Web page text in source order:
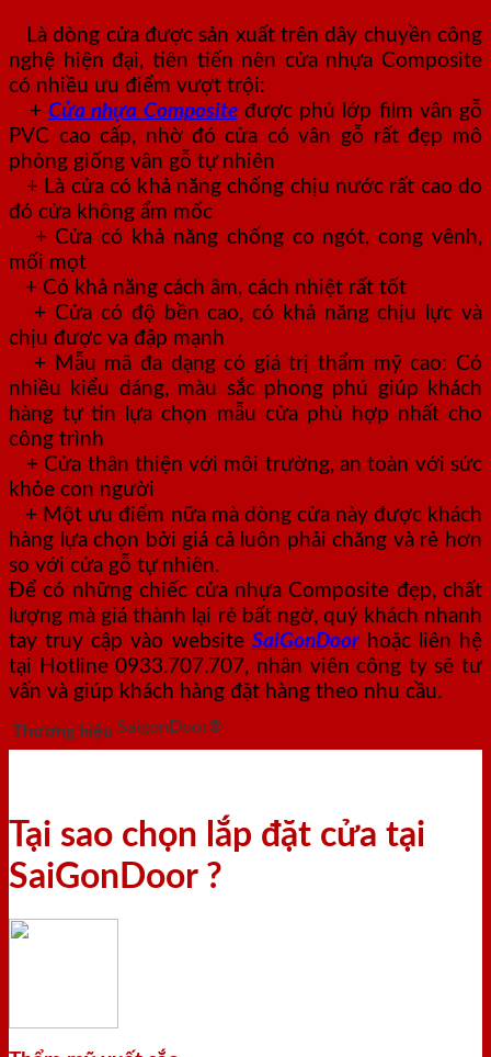
Là dòng cửa được sản xuất trên dây chuyền công
nghệ hiện đại, tiên tiến nên cửa nhựa Composite
có nhiều ưu điểm vượt trội:
+ Cửa nhựa Composite được phủ lớp film vân gỗ
PVC cao cấp, nhờ đó cửa có vân gỗ rất đẹp mô
phỏng giống vân gỗ tự nhiên
+ Là cửa có khả năng chống chịu nước rất cao do
đó cửa không ẩm mốc
+ Cửa có khả năng chống co ngót, cong vênh,
mối mọt
+ Có khả năng cách âm, cách nhiệt rất tốt
+ Cửa có độ bền cao, có khả năng chịu lực và
chịu được va đập mạnh
+ Mẫu mã đa dạng có giá trị thẩm mỹ cao: Có
nhiều kiểu dáng, màu sắc phong phú giúp khách
hàng tự tin lựa chọn mẫu cửa phù hợp nhất cho
công trình
+ Cửa thân thiện với môi trường, an toàn với sức
khỏe con người
+ Một ưu điểm nữa mà dòng cửa này được khách
hàng lựa chọn bởi giá cả luôn phải chăng và rẻ hơn
so với cửa gỗ tự nhiên.
Để có những chiếc cửa nhựa Composite đẹp, chất
lượng mà giá thành lại rẻ bất ngờ, quý khách nhanh
tay truy cập vào website SaiGonDoorhoặc liên hệ
tại Hotline 0933.707.707, nhân viên công ty sẽ tư
vấn và giúp khách hàng đặt hàng theo nhu cầu.
Thương hiệu SaigonDoor®
Tại sao chọn lắp đặt cửa tại
SaiGonDoor ?